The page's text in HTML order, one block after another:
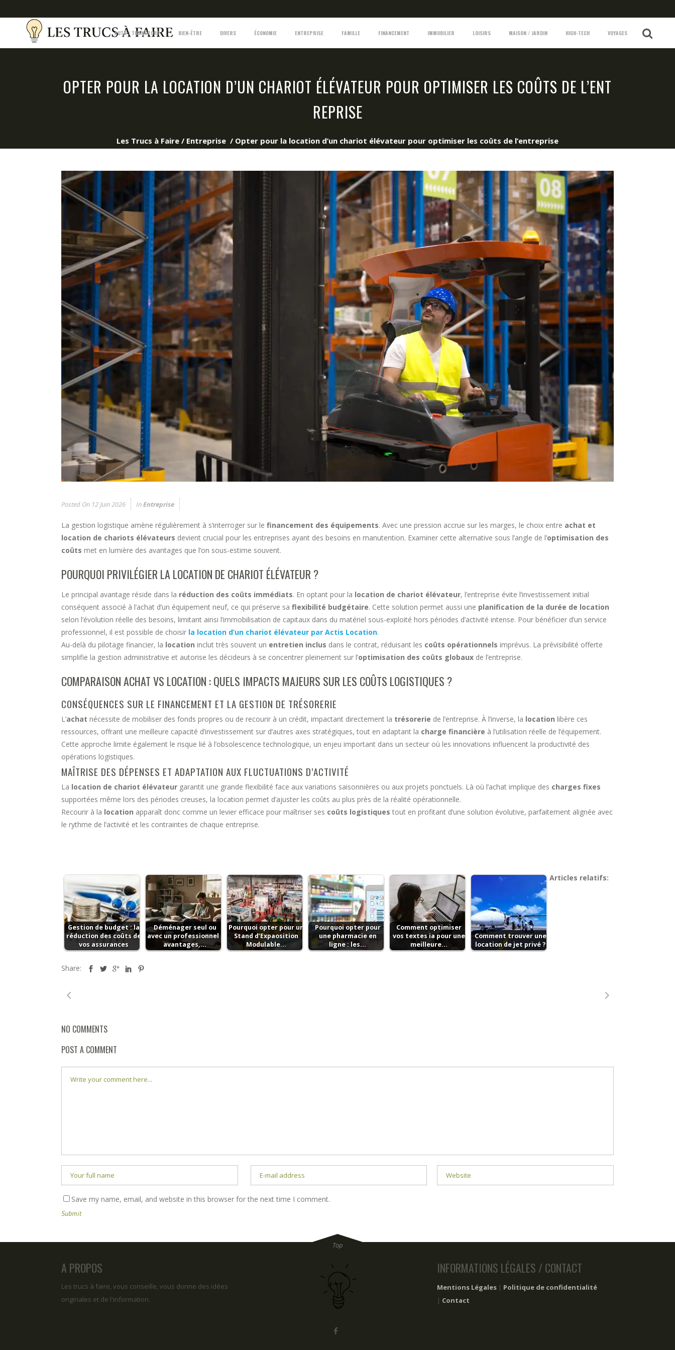
AUTO / TRANSPORT BIEN-ÊTRE DIVERS ÉCONOMIE ENTREPRISE FAMILLE FINANCEMENT IMMOBILIER LOISIRS MAISON / JARDIN HIGH-TECH VOYAGES
OPTER POUR LA LOCATION D’UN CHARIOT ÉLÉVATEUR POUR OPTIMISER LES COÛTS DE L’ENT
REPRISE
Les Trucs à Faire / Entreprise / Opter pour la location d’un chariot élévateur pour optimiser les coûts de l’entreprise
Posted On 12 Juin 2026 InEntreprise
La gestion logistique amène régulièrement à s’interroger sur le financement des équipements. Avec une pression accrue sur les marges, le choix entre achat et
location de chariots élévateurs devient crucial pour les entreprises ayant des besoins en manutention. Examiner cette alternative sous l’angle de l’optimisation des
coûts met en lumière des avantages que l’on sous-estime souvent.
POURQUOI PRIVILÉGIER LA LOCATION DE CHARIOT ÉLÉVATEUR ?
Le principal avantage réside dans la réduction des coûts immédiats. En optant pour la location de chariot élévateur, l’entreprise évite l’investissement initial
conséquent associé à l’achat d’un équipement neuf, ce qui préserve sa flexibilité budgétaire. Cette solution permet aussi une planification de la durée de location
selon l’évolution réelle des besoins, limitant ainsi l’immobilisation de capitaux dans du matériel sous-exploité hors périodes d’activité intense. Pour bénéficier d’un service
professionnel, il est possible de choisir la location d’un chariot élévateur par Actis Location.
Au-delà du pilotage financier, la location inclut très souvent un entretien inclus dans le contrat, réduisant les coûts opérationnels imprévus. La prévisibilité offerte
simplifie la gestion administrative et autorise les décideurs à se concentrer pleinement sur l’optimisation des coûts globaux de l’entreprise.
COMPARAISON ACHAT VS LOCATION : QUELS IMPACTS MAJEURS SUR LES COÛTS LOGISTIQUES ?
CONSÉQUENCES SUR LE FINANCEMENT ET LA GESTION DE TRÉSORERIE
L’achat nécessite de mobiliser des fonds propres ou de recourir à un crédit, impactant directement la trésorerie de l’entreprise. À l’inverse, la location libère ces
ressources, offrant une meilleure capacité d’investissement sur d’autres axes stratégiques, tout en adaptant la charge financière à l’utilisation réelle de l’équipement.
Cette approche limite également le risque lié à l’obsolescence technologique, un enjeu important dans un secteur où les innovations influencent la productivité des
opérations logistiques.
MAÎTRISE DES DÉPENSES ET ADAPTATION AUX FLUCTUATIONS D’ACTIVITÉ
La location de chariot élévateur garantit une grande flexibilité face aux variations saisonnières ou aux projets ponctuels. Là où l’achat implique des charges fixes
supportées même lors des périodes creuses, la location permet d’ajuster les coûts au plus près de la réalité opérationnelle.
Recourir à la location apparaît donc comme un levier efficace pour maîtriser ses coûts logistiques tout en profitant d’une solution évolutive, parfaitement alignée avec
le rythme de l’activité et les contraintes de chaque entreprise.
Articles relatifs:
Gestion de budget : la
réduction des coûts de
vos assurances
Déménager seul ou
avec un professionnel :
avantages,…
Pourquoi opter pour un
Stand d’Expaosition
Modulable…
Pourquoi opter pour
une pharmacie en
ligne : les…
Comment optimiser
vos textes ia pour une
meilleure…
Comment trouver une
location de jet privé ?
Share:
NO COMMENTS
POST A COMMENT
Save my name, email, and website in this browser for the next time I comment.
A PROPOS
Les trucs à faire, vous conseille, vous donne des idées
originales et de l'information.
INFORMATIONS LÉGALES / CONTACT
Mentions Légales | Politique de confidentialité
| Contact